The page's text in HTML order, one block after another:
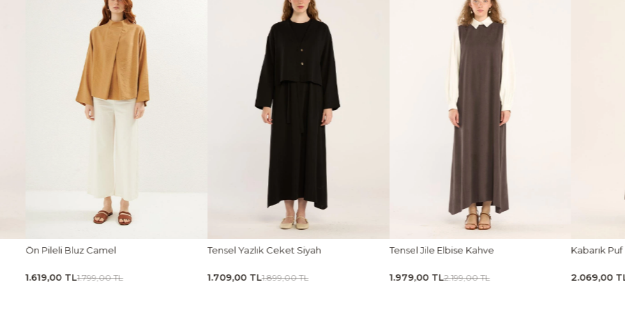
Tensel Yazlık Ceket Siyah
1.709,00 TL1.899,00 TL
Tensel Jile Elbise Kahve
1.979,00 TL2.199,00 TL
Kabarık Puf Etek Acı kahve
2.069,00 TL2.299,00 TL
Tensel
1.439,00